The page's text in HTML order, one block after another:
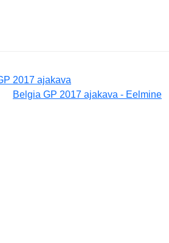
2017 ajakava
Belgia GP 2017 ajakava - Eelmine